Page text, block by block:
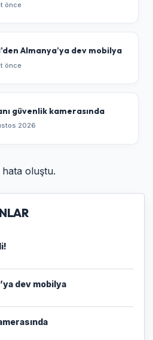
önce
Almanya’ya dev mobilya
önce
güvenlik kamerasında
2026
oluştu.
dev mobilya